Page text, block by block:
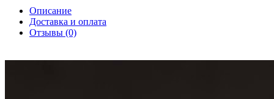
Описание
Доставка и оплата
Отзывы (0)